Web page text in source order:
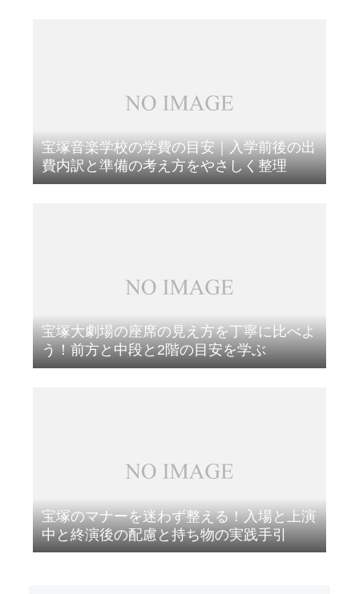
宝塚音楽学校の学費の目安｜入学前後の出
費内訳と準備の考え方をやさしく整理
宝塚大劇場の座席の見え方を丁寧に比べよ
う！前方と中段と2階の目安を学ぶ
宝塚のマナーを迷わず整える！入場と上演
中と終演後の配慮と持ち物の実践手引